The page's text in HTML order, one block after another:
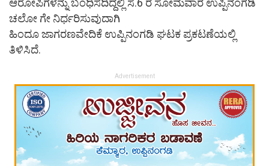
ಆರೋಪಿಗಳನ್ನು ಬಂಧಿಸದಿದ್ದಲ್ಲಿ ಸೆ.6 ರ ಸೋಮವಾರ ಉಪ್ಪಿನಂಗಡಿ
ಚಲೋ ಗೇ ನಿರ್ಧರಿಸುವುದಾಗಿ
ಹಿಂದೂ ಜಾಗರಣವೇದಿಕೆ ಉಪ್ಪಿನಂಗಡಿ ಘಟಕ ಪ್ರಕಟಣೆಯಲ್ಲಿ
ತಿಳಿಸಿದೆ.
Advertisement